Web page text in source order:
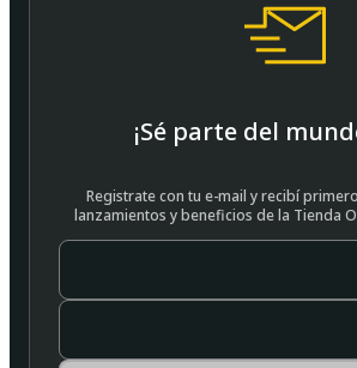
¡Sé parte del
Registrate con tu e-mail y recibí
lanzamientos y beneficios de la Tienda